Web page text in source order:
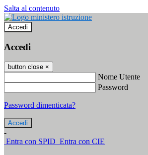
Salta al contenuto
Accedi
Accedi
button close ×
Nome Utente
Password
Password dimenticata?
-
Entra con SPID Entra con CIE